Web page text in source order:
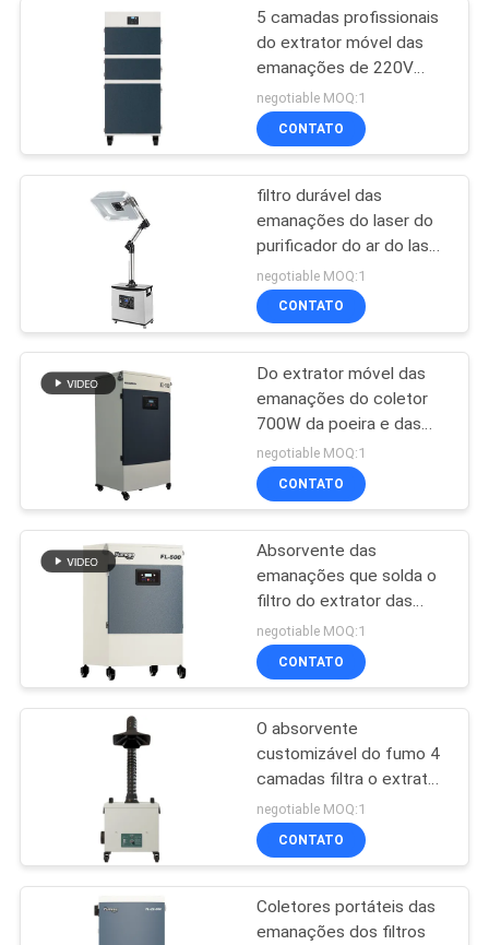
Extrator das
emanações do
cabeleireiro
23
Extrator das
emanações do
salão de beleza do
prego
Extrator das
emanações de
HEPA
Coletor de poeira à
prova de explosões
5 camadas profissionais
do extrator móvel das
emanações de 220V
para a soldadura
negotiable MOQ:1
CONTATO
filtro durável das
emanações do laser do
purificador do ar do laser
80W com o ruído que
cancela o projeto
negotiable MOQ:1
CONTATO
Do extrator móvel das
emanações do coletor
700W da poeira e das
emanações poder maior
durável da sução
negotiable MOQ:1
CONTATO
Absorvente das
emanações que solda o
filtro do extrator das
emanações de soldadura
450W para a planta
industrial
negotiable MOQ:1
CONTATO
O absorvente
customizável do fumo 4
camadas filtra o extrator
móvel das emanações
negotiable MOQ:1
CONTATO
Coletores portáteis das
emanações dos filtros